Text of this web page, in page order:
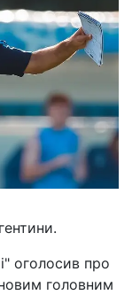
оголосив про
головним